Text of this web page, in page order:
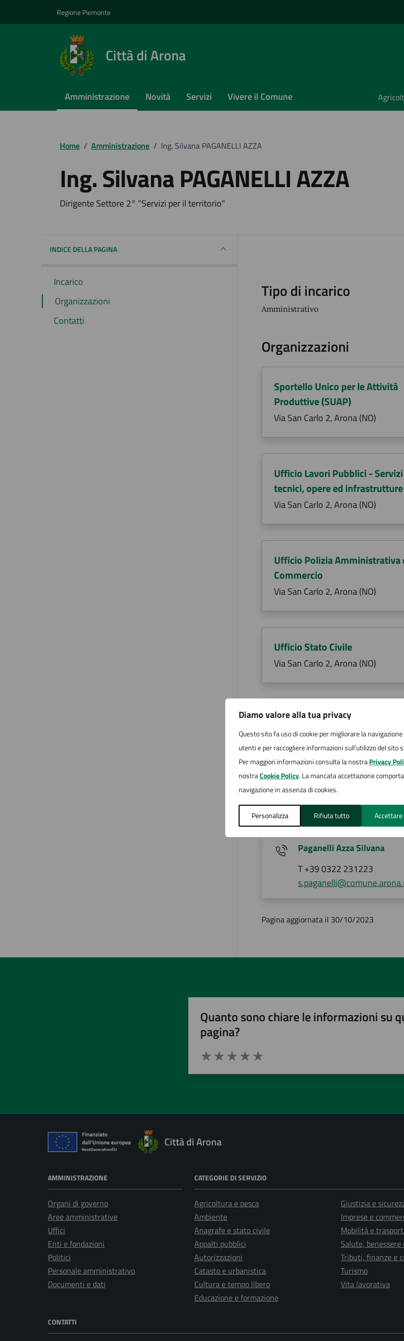
Diamo valore alla tua privacy
Questo sito fa uso di cookie per migliorare la navigazione
utenti e per raccogliere informazioni sull'utilizzo del sito
Per maggiori informazioni consulta la nostraPrivacy
nostraCookie Policy. La mancata accettazione
navigazione in assenza di cookies.
Personalizza Rifiuta tutto
Regione Piemonte
Città di Arona
Amministrazione Novità Servizi Vivere il Comune
Home / Amministrazione / Ing. Silvana PAGANELLI AZZA
Ing. Silvana PAGANELLI AZZA
Dirigente Settore 2° "Servizi per il territorio"
INDICE DELLA PAGINA
Incarico
Organizzazioni
Contatti
Tipo di incarico
Amministrativo
Organizzazioni
Sportello Unico per le Attività
Produttive (SUAP)
Via San Carlo 2, Arona (NO)
Ufficio Lavori Pubblici - Servizi
tecnici, opere ed infrastrutture
Via San Carlo 2, Arona (NO)
Ufficio Polizia Amministrativa
Commercio
Via San Carlo 2, Arona (NO)
Ufficio Stato Civile
Via San Carlo 2, Arona (NO)
Ufficio Urbanistica
Via San Carlo 2, Arona (NO)
Contatti
Paganelli Azza Silvana
T +39 0322 231223
Pagina aggiornata il 30/10/2023
Quanto sono chiare le informazioni su
pagina?
Città di Arona
AMMINISTRAZIONE
Organi di governo
Aree amministrative
Uffici
Enti e fondazioni
Politici
Personale amministrativo
Documenti e dati
CATEGORIE DI SERVIZIO
Agricoltura e pesca
Ambiente
Anagrafe e stato civile
Appalti pubblici
Autorizzazioni
Catasto e urbanistica
Cultura e tempo libero
Educazione e formazione
Giustizia e
Imprese e
Mobilità e
Salute,
Tributi, finanze e
Turismo
Vita lavorativa
CONTATTI